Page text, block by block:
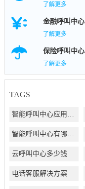
了解更多
金融呼叫中心
了解更多
保险呼叫中心
了解更多
TAGS
智能呼叫中心应用方案
智能呼叫中心有哪些好处
云呼叫中心多少钱
电话客服解决方案